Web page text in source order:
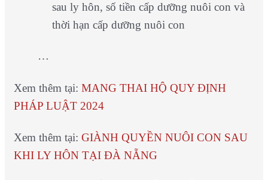
sau ly hôn, số tiền cấp dưỡng nuôi con và
thời hạn cấp dưỡng nuôi con
…
Xem thêm tại: MANG THAI HỘ QUY ĐỊNH
PHÁP LUẬT 2024
Xem thêm tại: GIÀNH QUYỀN NUÔI CON SAU
KHI LY HÔN TẠI ĐÀ NẴNG